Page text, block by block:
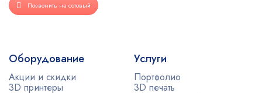
Позвонить на сотовый
Оборудование
Акции и скидки
3D принтеры
Услуги
Портфолио
3D печать